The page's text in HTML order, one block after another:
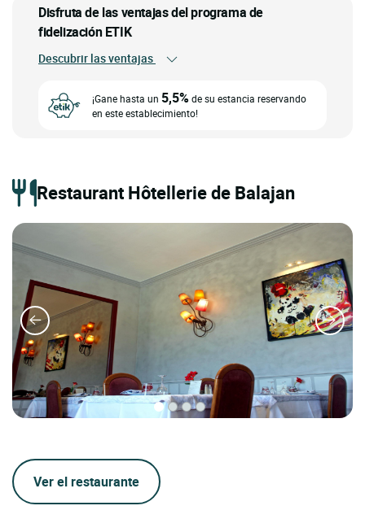
Disfruta de las ventajas del programa de
fidelización ETIK
Descubrir las ventajas
¡Gane hasta un 5,5%de su estancia reservando
en este establecimiento!
Restaurant Hôtellerie de Balajan
Ver el restaurante